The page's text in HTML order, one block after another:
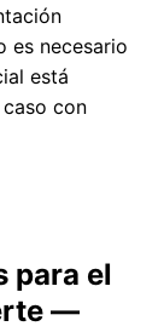
es necesario
está
con
para el
—